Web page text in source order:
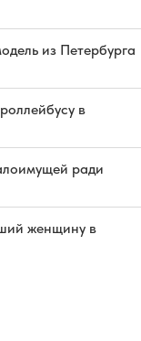
из Петербурга
в
ради
женщину в